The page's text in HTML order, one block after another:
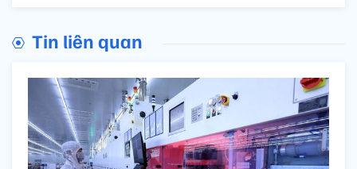
Tin liên quan